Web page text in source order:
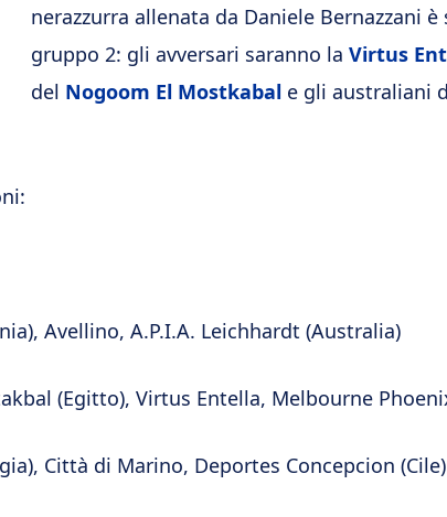
nerazzurra allenata da Daniele Bernazzani
gruppo 2: gli avversari saranno la Virtus
del Nogoom El Mostkabal e gli australiani
Avellino, A.P.I.A. Leichhardt (Australia)
(Egitto), Virtus Entella, Melbourne
Città di Marino, Deportes Concepcion (Cile)